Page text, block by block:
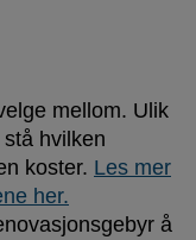
mellom. Ulik
hvilken
koster. Les mer
her.
å